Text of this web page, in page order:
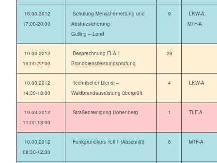
16.03.2012
17:00-20:00
Schulung Menschenrettung und
Absturzsicherung
Gulling – Lend
9
LKW-A,
MTF-A
10.03.2012
19:00-22:00
Besprechnung FLA /
Branddienstleistungsprüfung
23
10.03.2012
14:30-18:00
Technischer Dienst –
Waldbrandausrüstung überprüft
4 LKW-A
10.03.2012
11:00-13:00
Straßenreinigung Hohenberg 1 TLF-A
10.03.2012
08:30-12:30
Funkgrundkurs Teil 1 (Abschnitt) 6 MTF-A